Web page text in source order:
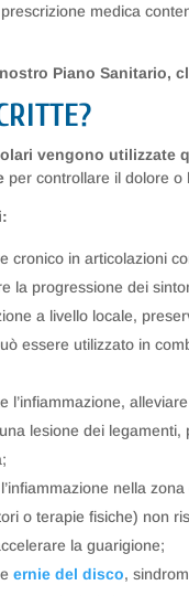
medica
Piano Sanitario,
vengono utilizzate
per controllare il dolore o
cronico in articolazioni
la progressione dei
a livello locale,
essere utilizzato in
l’infiammazione,
lesione dei
nella
o terapie fisiche) non
la guarigione;
ernie del disco,